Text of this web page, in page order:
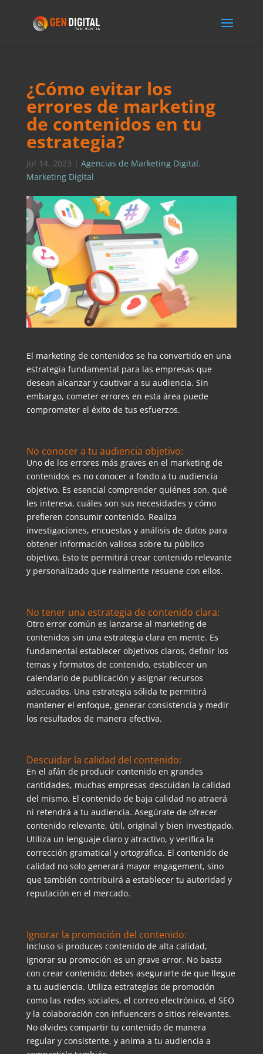
¿Cómo evitar los
errores de marketing
de contenidos en tu
estrategia?
Jul 14, 2023 | Agencias de Marketing Digital,
Marketing Digital
El marketing de contenidos se ha convertido en una
estrategia fundamental para las empresas que
desean alcanzar y cautivar a su audiencia. Sin
embargo, cometer errores en esta área puede
comprometer el éxito de tus esfuerzos.
No conocer a tu audiencia objetivo:
Uno de los errores más graves en el marketing de
contenidos es no conocer a fondo a tu audiencia
objetivo. Es esencial comprender quiénes son, qué
les interesa, cuáles son sus necesidades y cómo
prefieren consumir contenido. Realiza
investigaciones, encuestas y análisis de datos para
obtener información valiosa sobre tu público
objetivo. Esto te permitirá crear contenido relevante
y personalizado que realmente resuene con ellos.
No tener una estrategia de contenido clara:
Otro error común es lanzarse al marketing de
contenidos sin una estrategia clara en mente. Es
fundamental establecer objetivos claros, definir los
temas y formatos de contenido, establecer un
calendario de publicación y asignar recursos
adecuados. Una estrategia sólida te permitirá
mantener el enfoque, generar consistencia y medir
los resultados de manera efectiva.
Descuidar la calidad del contenido:
En el afán de producir contenido en grandes
cantidades, muchas empresas descuidan la calidad
del mismo. El contenido de baja calidad no atraerá
ni retendrá a tu audiencia. Asegúrate de ofrecer
contenido relevante, útil, original y bien investigado.
Utiliza un lenguaje claro y atractivo, y verifica la
corrección gramatical y ortográfica. El contenido de
calidad no solo generará mayor engagement, sino
que también contribuirá a establecer tu autoridad y
reputación en el mercado.
Ignorar la promoción del contenido:
Incluso si produces contenido de alta calidad,
ignorar su promoción es un grave error. No basta
con crear contenido; debes asegurarte de que llegue
a tu audiencia. Utiliza estrategias de promoción
como las redes sociales, el correo electrónico, el SEO
y la colaboración con influencers o sitios relevantes.
No olvides compartir tu contenido de manera
regular y consistente, y anima a tu audiencia a